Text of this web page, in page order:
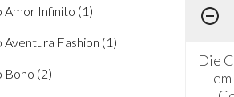
Die
Amor Infinito (1)
Aventura Fashion (1)
Boho (2)